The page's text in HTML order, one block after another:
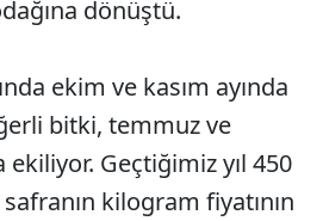
dönüştü.
ekim ve kasım ayında
bitki, temmuz ve
Geçtiğimiz yıl 450
kilogram fiyatının